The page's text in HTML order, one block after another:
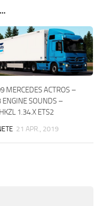
MERCEDES ACTROS –
ENGINE SOUNDS –
1.34.X ETS2
21 APR., 2019